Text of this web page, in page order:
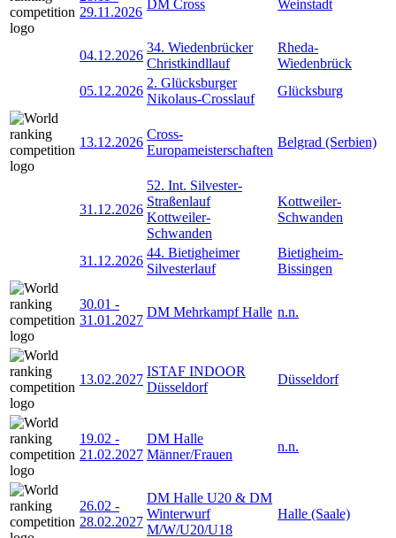
29.11.2026
DM Cross Weinstadt
04.12.2026
34. Wiedenbrücker
Christkindllauf
Rheda-
Wiedenbrück
05.12.2026
2. Glücksburger
Nikolaus-Crosslauf
Glücksburg
13.12.2026
Cross-
Europameisterschaften
Belgrad (Serbien)
31.12.2026
52. Int. Silvester-
Straßenlauf
Kottweiler-
Schwanden
Kottweiler-
Schwanden
31.12.2026
44. Bietigheimer
Silvesterlauf
Bietigheim-
Bissingen
30.01 -
31.01.2027
DM Mehrkampf Halle n.n.
13.02.2027
ISTAF INDOOR
Düsseldorf
Düsseldorf
19.02 -
21.02.2027
DM Halle
Männer/Frauen
n.n.
26.02 -
28.02.2027
DM Halle U20 & DM
Winterwurf
M/W/U20/U18
Halle (Saale)